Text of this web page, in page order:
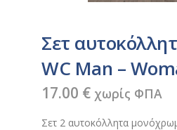
Σετ
WC Man –
17.00 € χωρίς ΦΠΑ
Σετ 2 αυτοκόλλητα